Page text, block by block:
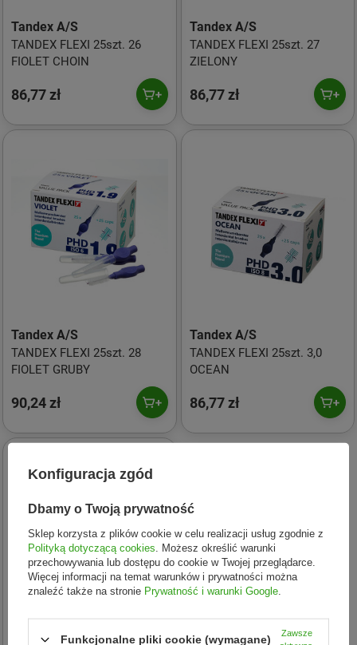
Tandex A/S
TANDEX FLEXI 25szt. 26
FIOLET CHOIN
86,77 zł
Tandex A/S
TANDEX FLEXI 25szt. 27
ZIELONY
86,77 zł
Tandex A/S
TANDEX FLEXI 25szt. 28
FIOLET GRUBY
90,24 zł
Tandex A/S
TANDEX FLEXI 25szt. 3,0
OCEAN
86,77 zł
Konfiguracja zgód
Dbamy o Twoją prywatność
Sklep korzysta z plików cookie w celu realizacji usług zgodnie z
Polityką dotyczącą cookies . Możesz określić warunki
przechowywania lub dostępu do cookie w Twojej przeglądarce.
Więcej informacji na temat warunków i prywatności można
znaleźć także na stronie Prywatność i warunki Google
Funkcjonalne pliki cookie (wymagane)
Zawsze